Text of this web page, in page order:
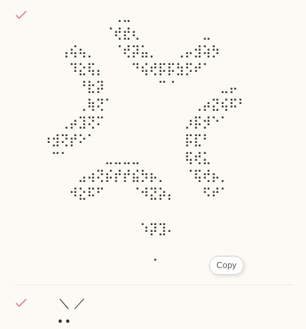
⠀⠀⠀⠀⠀⠀⠀⠀⠈⢞⣞⢆⠀⠀⠀⠀⠀⠀⠀⣀⠀⠀⠀⠀⠀
⠀⠀⠀⢠⢮⢦⡀⠀⠀⠈⢞⡽⣥⡀⠀⠀⢀⡤⣺⢵⡳⠀⠀⠀⠀
⠀⠀⠀⠀⠹⣕⢯⡄⠀⠀⠀⠙⢮⢞⡯⡯⣳⡫⠞⠁⠀⠀⠀⠀⠀
⠀⠀⠀⠀⠀⠘⣗⡽⠀⠀⠀⠀⠀⠀⠉⠈⠀⠀⠀⠀⠀⣀⡤⠀⠀
⠀⠀⠀⠀⠀⢀⢷⢝⠁⠀⠀⠀⠀⠀⠀⠀⠀⠀⢀⡴⣝⢮⠯⠃⠀
⠀⠀⠀⢀⡴⣹⢝⠍⠀⠀⠀⠀⠀⠀⠀⠀⠀⡰⡯⡺⠑⠁⠀⠀⠀
⠀⠰⣺⢝⡞⠕⠁⠀⠀⠀⠀⠀⠀⠀⠀⠀⠀⡯⣏⠃⠀⠀⠀⠀⠀
⠀⠀⠉⠁⠀⠀⠀⠀⣀⣀⣀⣀⠀⠀⠀⠀⠀⢯⢞⣅⠀⠀⠀⠀⠀
⠀⠀⠀⠀⠀⣠⢴⢝⡮⡞⡞⣮⡳⡦⡀⠀⠀⠈⢯⢞⡦⡀⠀⠀⠀
⠀⠀⠀⠀⠺⣕⠯⠋⠀⠀⠀⠈⠺⣝⡵⡄⠀⠀⠀⠫⠞⠁⠀⠀⠀
⠀⠀⠀⠀⠀⠀⠀⠀⠀⠀⠀⠀⠱⡽⣹⠄⠀⠀⠀⠀⠀⠀⠀⠀
⠀⠀⠀⠀⠀⠀⠀⠀⠀⠀⠀⠀⠀⠈⠀⠀⠀⠀⠀ Copy
＼ ／
• •